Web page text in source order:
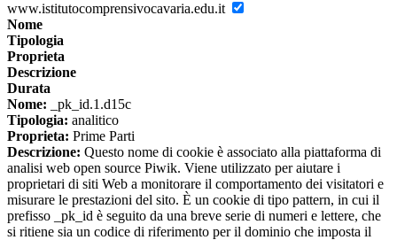
www.istitutocomprensivocavaria.edu.it
Nome
Tipologia
Proprieta
Descrizione
Durata
Nome: _pk_id.1.d15c
Tipologia: analitico
Proprieta: Prime Parti
Descrizione: Questo nome di cookie è associato alla piattaforma di
analisi web open source Piwik. Viene utilizzato per aiutare i
proprietari di siti Web a monitorare il comportamento dei visitatori e
misurare le prestazioni del sito. È un cookie di tipo pattern, in cui il
prefisso _pk_id è seguito da una breve serie di numeri e lettere, che
si ritiene sia un codice di riferimento per il dominio che imposta il